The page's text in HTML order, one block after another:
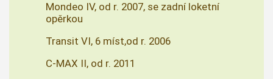
Mondeo IV, od r. 2007, se zadní loketní
opěrkou
Transit VI, 6 míst,od r. 2006
C-MAX II, od r. 2011